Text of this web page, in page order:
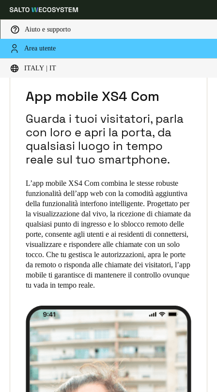
Aiuto e supporto
Area utente
ITALY | IT
Scegli la tua posizione e le impostazioni della lingua
Italiano
Germany
Switzerland
DeutschFrançaisItaliano
United Kingdom
English
Ireland
English
Français
Netherlands
NederlandsEnglish
Belgium
FrançaisNederlandsEnglish
HOME SOLUZIONI
App mobile XS4 Com
Guarda i tuoi visitatori, parla
con loro e apri la porta, da
qualsiasi luogo in tempo
reale sul tuo smartphone.
L’app mobile XS4 Com combina le stesse robuste
funzionalità dell’app web con la comodità aggiuntiva
della funzionalità interfono intelligente. Progettato per
la visualizzazione dal vivo, la ricezione di chiamate da
qualsiasi punto di ingresso e lo sblocco remoto delle
porte, consente agli utenti e ai residenti di connettersi,
visualizzare e rispondere alle chiamate con un solo
tocco. Che tu gestisca le autorizzazioni, apra le porte
da remoto o risponda alle chiamate dei visitatori, l’app
mobile ti garantisce di mantenere il controllo ovunque
tu vada in tempo reale.